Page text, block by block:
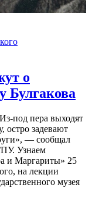
о
Булгакова
под пера выходят
задевают
— сообщал
Узнаем
и Маргариты» 25
на лекции
музея